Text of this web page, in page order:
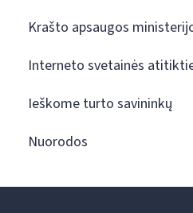
Krašto apsaugos
Interneto svetainės
Ieškome turto savininkų
Nuorodos